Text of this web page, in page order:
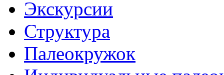
Экскурсии
Структура
Палеокружок